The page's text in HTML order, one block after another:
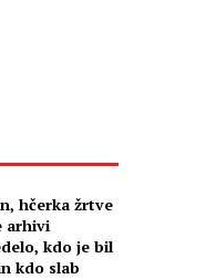
hčerka žrtve
arhivi
kdo je bil
kdo slab